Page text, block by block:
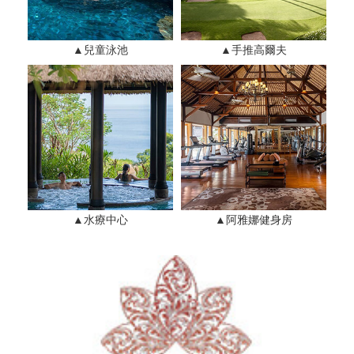
▲兒童泳池 ▲手推高爾夫
▲水療中心 ▲阿雅娜健身房